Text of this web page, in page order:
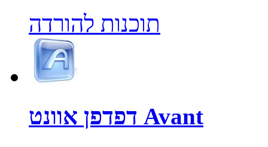
תוכנות להורדה
דפדפן אוונט Avant